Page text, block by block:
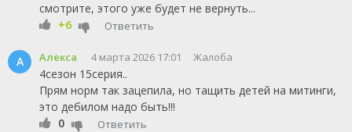
смотрите, этого уже будет не вернуть...
+6
Ответить
А Алекса 4 марта 2026 17:01 Жалоба
4сезон 15серия..
Прям норм так зацепила, но тащить детей на митинги,
это дебилом надо быть!!!
0
Ответить